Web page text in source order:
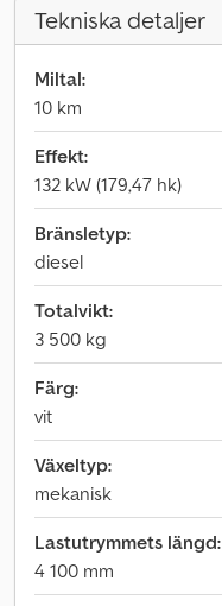
Tekniska detaljer
Miltal:
10 km
Effekt:
132 kW (179,47 hk)
Bränsletyp:
diesel
Totalvikt:
3 500 kg
Färg:
vit
Växeltyp:
mekanisk
Lastutrymmets längd:
4 100 mm